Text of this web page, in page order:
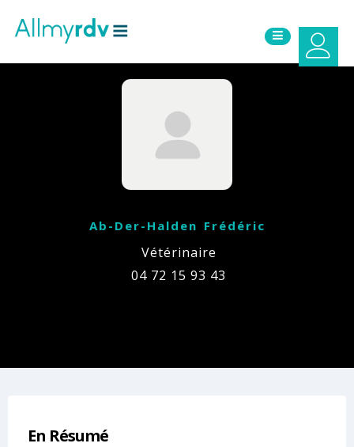
Ab-Der-Halden Frédéric
Vétérinaire
04 72 15 93 43
En Résumé